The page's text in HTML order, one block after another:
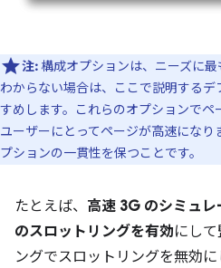
注: 構成オプションは、ニーズに
わからない場合は、ここで説明する
すめします。これらのオプションでペ
ユーザーにとってページが高速にな
プションの一貫性を保つことです。
たとえば、 高速 3G のシミュレ
のスロットリングを有効にし
ングでスロットリングを無効